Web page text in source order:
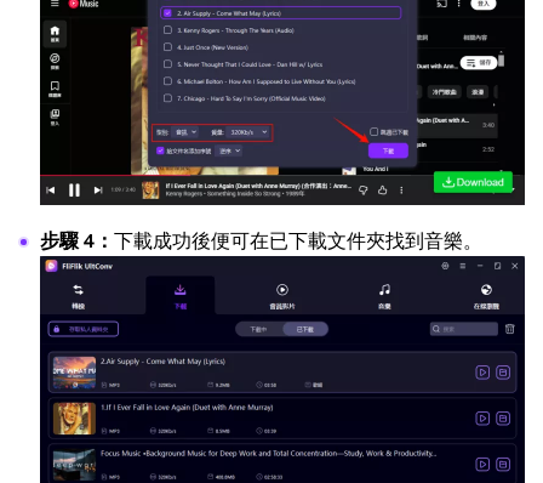
步驟 4： 下載成功後便可在已下載文件夾找到音樂。